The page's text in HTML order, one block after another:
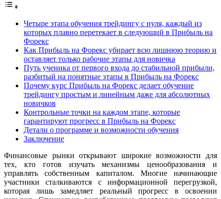
Четыре этапа обучения трейдингу с нуля, каждый из
которых плавно перетекает в следующий в Прибыль на
Форекс
Как Прибыль на Форекс убирает всю лишнюю теорию и
оставляет только рабочие этапы для новичка
Путь ученика от первого входа до стабильной прибыли,
разбитый на понятные этапы в Прибыль на Форекс
Почему курс Прибыль на Форекс делает обучение
трейдингу простым и линейным даже для абсолютных
новичков
Контрольные точки на каждом этапе, которые
гарантируют прогресс в Прибыль на Форекс
Детали о программе и возможности обучения
Заключение
Финансовые рынки открывают широкие возможности для
тех, кто готов изучать механизмы ценообразования и
управлять собственным капиталом. Многие начинающие
участники сталкиваются с информационной перегрузкой,
которая лишь замедляет реальный прогресс в освоении